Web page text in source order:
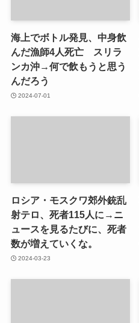
海上でボトル発見、中身飲
んだ漁師4人死亡 スリラ
ンカ沖→何で飲もうと思う
んだろう
2024-07-01
ロシア・モスクワ郊外銃乱
射テロ、死者115人に→ニ
ュースを見るたびに、死者
数が増えていくな。
2024-03-23